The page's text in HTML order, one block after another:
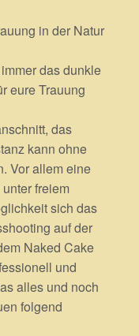
in der Natur
das dunkle
eure Trauung
das
kann ohne
Vor allem eine
freiem
sich das
auf der
Naked Cake
und
alles und noch
folgend